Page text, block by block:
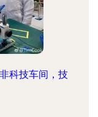
科技车间，技